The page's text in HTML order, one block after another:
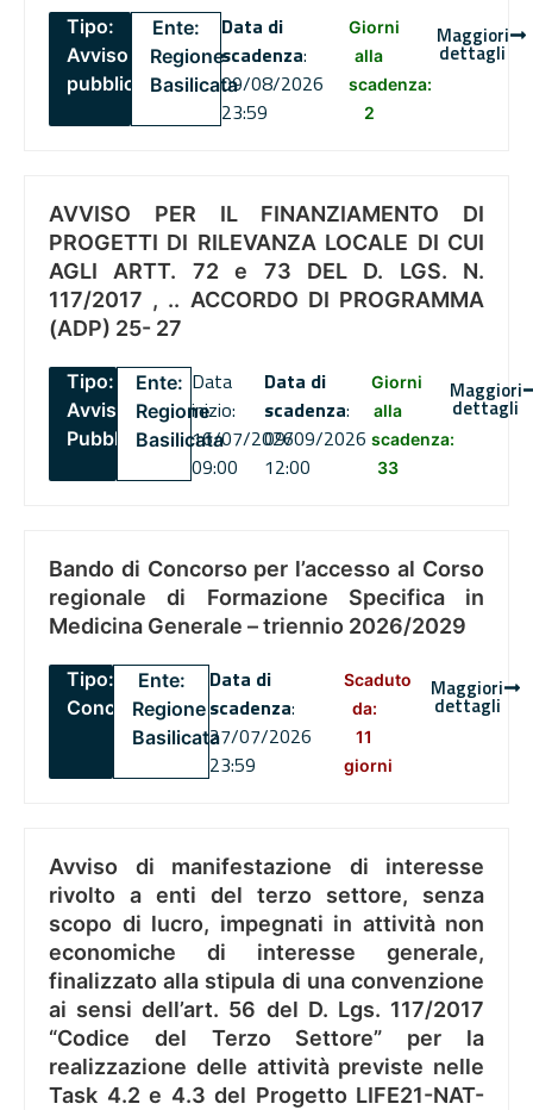
Tipo:
Avviso
pubblico
Ente:
Regione
Basilicata
Data di
scadenza:
09/08/2026
23:59
Giorni
alla
scadenza:
2
Maggiori
dettagli
AVVISO PER IL FINANZIAMENTO DI
PROGETTI DI RILEVANZA LOCALE DI CUI
AGLI ARTT. 72 e 73 DEL D. LGS. N.
117/2017 , .. ACCORDO DI PROGRAMMA
(ADP) 25- 27
Tipo:
Avviso
Pubblico
Ente:
Regione
Basilicata
Data
inizio:
16/07/2026
09:00
Data di
scadenza:
09/09/2026
12:00
Giorni
alla
scadenza:
33
Maggiori
dettagli
Bando di Concorso per l’accesso al Corso
regionale di Formazione Specifica in
Medicina Generale – triennio 2026/2029
Tipo:
Concorsi
Ente:
Regione
Basilicata
Data di
scadenza:
27/07/2026
23:59
Scaduto
da:
11
giorni
Maggiori
dettagli
Avviso di manifestazione di interesse
rivolto a enti del terzo settore, senza
scopo di lucro, impegnati in attività non
economiche di interesse generale,
finalizzato alla stipula di una convenzione
ai sensi dell’art. 56 del D. Lgs. 117/2017
“Codice del Terzo Settore” per la
realizzazione delle attività previste nelle
Task 4.2 e 4.3 del Progetto LIFE21-NAT-